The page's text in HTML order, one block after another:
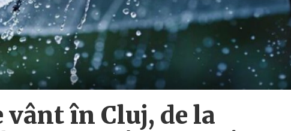
vânt în Cluj, de la